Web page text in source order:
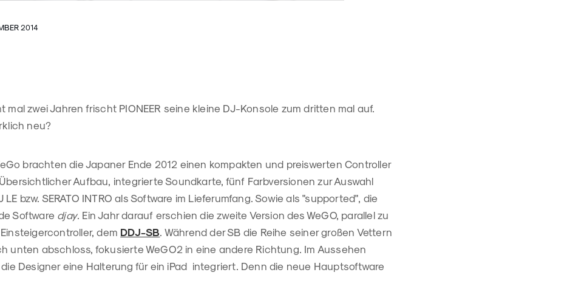
2014
mal zwei Jahren frischt PIONEER seine kleine DJ-Konsole zum dritten mal auf.
neu?
brachten die Japaner Ende 2012 einen kompakten und preiswerten Controller
Aufbau, integrierte Soundkarte, fünf Farbversionen zur Auswahl
LE bzw. SERATO INTRO als Software im Lieferumfang. Sowie als "supported", die
Software djay. Ein Jahr darauf erschien die zweite Version des WeGO, parallel zu
dem DDJ-SB. Während der SB die Reihe seiner großen Vettern
unten abschloss, fokusierte WeGO2 in eine andere Richtung. Im Aussehen
Designer eine Halterung für ein iPad integriert. Denn die neue Hauptsoftware